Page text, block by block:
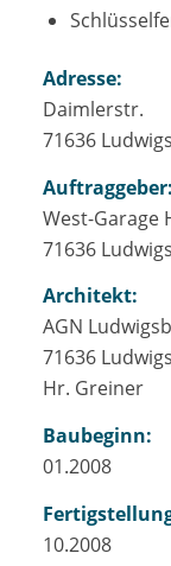
Adresse:
Daimlerstr.
71636
Auftraggeber:
West-Garage
71636
Architekt:
AGN
71636
Hr. Greiner
Baubeginn:
01.2008
10.2008